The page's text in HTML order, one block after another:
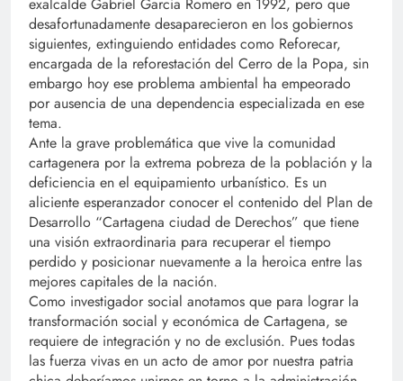
desafortunadamente desaparecieron en los gobiernos
siguientes, extinguiendo entidades como Reforecar,
encargada de la reforestación del Cerro de la Popa, sin
embargo hoy ese problema ambiental ha empeorado
por ausencia de una dependencia especializada en ese
tema.
Ante la grave problemática que vive la comunidad
cartagenera por la extrema pobreza de la población y la
deficiencia en el equipamiento urbanístico. Es un
aliciente esperanzador conocer el contenido del Plan de
Desarrollo “Cartagena ciudad de Derechos” que tiene
una visión extraordinaria para recuperar el tiempo
perdido y posicionar nuevamente a la heroica entre las
mejores capitales de la nación.
Como investigador social anotamos que para lograr la
transformación social y económica de Cartagena, se
requiere de integración y no de exclusión. Pues todas
las fuerza vivas en un acto de amor por nuestra patria